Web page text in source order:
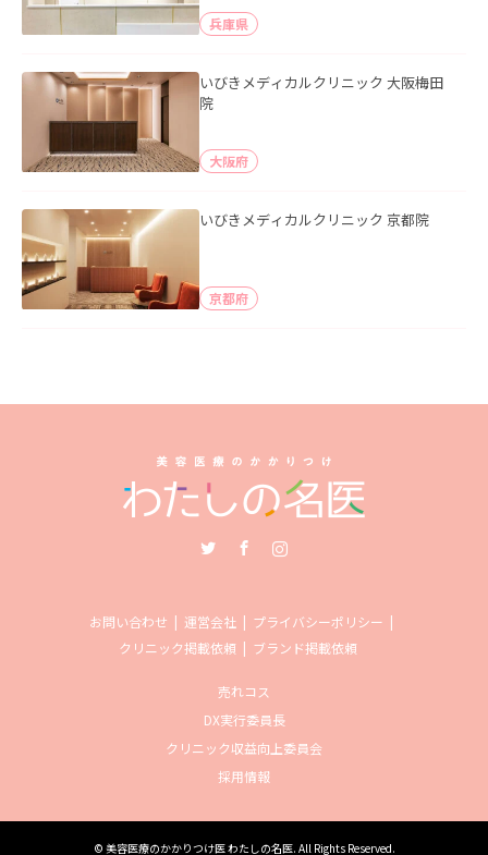
兵庫県
いびきメディカルクリニック 大阪梅田
院
大阪府
いびきメディカルクリニック 京都院
京都府
お問い合わせ 運営会社
プライバシーポリシー
クリニック掲載依頼
ブランド掲載依頼
売れコス
DX実行委員長
クリニック収益向上委員会
採用情報
© 美容医療のかかりつけ医 わたしの名医. All Rights Reserved.